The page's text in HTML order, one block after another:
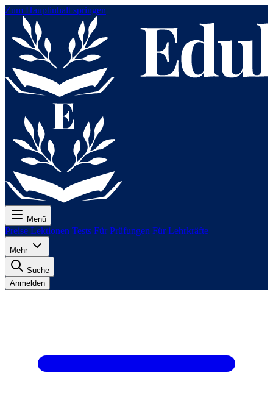
Zum Hauptinhalt springen
Menü
Preise Lektionen Tests Für Prüfungen Für Lehrkräfte
Mehr
Suche
Anmelden